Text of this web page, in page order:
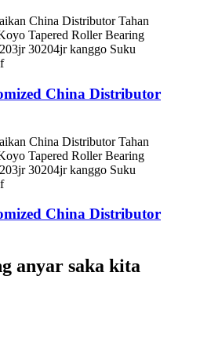
China Distributor
China Distributor
anyar saka kita